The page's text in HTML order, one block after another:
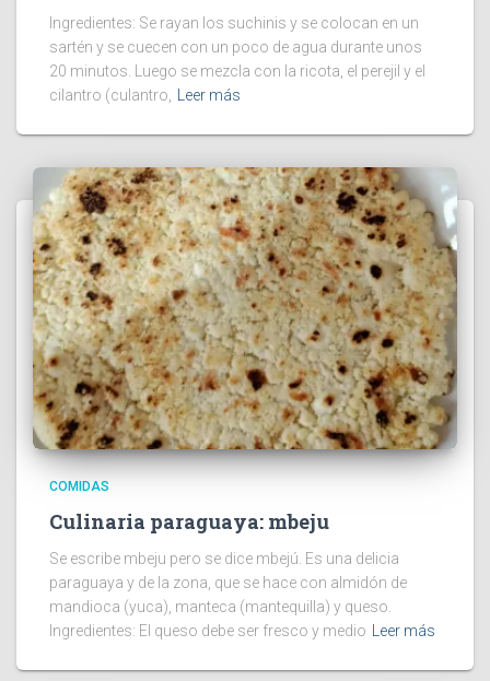
Ingredientes: Se rayan los suchinis y se colocan en un
sartén y se cuecen con un poco de agua durante unos
20 minutos. Luego se mezcla con la ricota, el perejil y el
cilantro (culantro,
Leer más
COMIDAS
Culinaria paraguaya: mbeju
Se escribe mbeju pero se dice mbejú. Es una delicia
paraguaya y de la zona, que se hace con almidón de
mandioca (yuca), manteca (mantequilla) y queso.
Ingredientes: El queso debe ser fresco y medio Leer más